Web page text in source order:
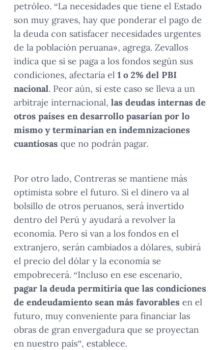
petróleo. “La necesidades que tiene el Estado
son muy graves, hay que ponderar el pago de
la deuda con satisfacer necesidades urgentes
de la población peruana», agrega. Zevallos
indica que si se paga a los fondos según sus
condiciones, afectaría el 1 o 2% del PBI
nacional. Peor aún, si este caso se lleva a un
arbitraje internacional, las deudas internas de
otros países en desarrollo pasarían por lo
mismo y terminarían en indemnizaciones
cuantiosas que no podrán pagar.
Por otro lado, Contreras se mantiene más
optimista sobre el futuro. Si el dinero va al
bolsillo de otros peruanos, será invertido
dentro del Perú y ayudará a revolver la
economía. Pero si van a los fondos en el
extranjero, serán cambiados a dólares, subirá
el precio del dólar y la economía se
empobrecerá. “Incluso en ese escenario,
pagar la deuda permitiría que las condiciones
de endeudamiento sean más favorables en el
futuro, muy conveniente para financiar las
obras de gran envergadura que se proyectan
en nuestro país”, establece.